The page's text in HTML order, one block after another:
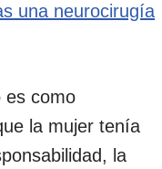
una neurocirugía
es como
la mujer tenía
la